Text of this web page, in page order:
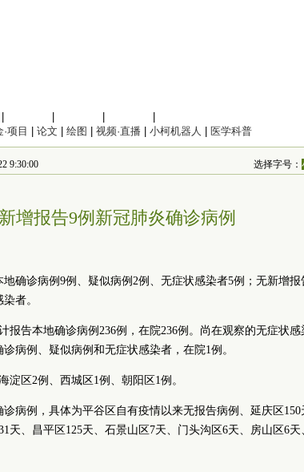
项目 论文 绘图 视频·直播 小柯机器人 医学科普
9:30:00 选择字号：
增报告9例新冠肺炎确诊病例
地确诊病例9例、疑似病例2例、无症状感染者5例；无新增报
者。
报告本地确诊病例236例，在院236例。尚在观察的无症状感
病例、疑似病例和无症状感染者，在院1例。
淀区2例、西城区1例、朝阳区1例。
病例，具体为平谷区自有疫情以来无报告病例、延庆区150
天、昌平区125天、石景山区7天、门头沟区6天、房山区6天